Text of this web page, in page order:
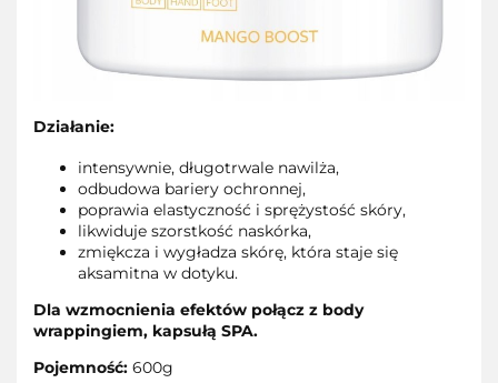
Działanie:
intensywnie, długotrwale nawilża,
odbudowa bariery ochronnej,
poprawia elastyczność i sprężystość skóry,
likwiduje szorstkość naskórka,
zmiękcza i wygładza skórę, która staje się
aksamitna w dotyku.
Dla wzmocnienia efektów połącz z body
wrappingiem, kapsułą SPA.
Pojemność: 600g